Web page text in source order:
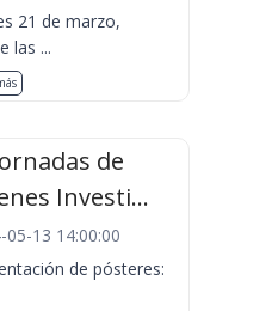
21 de marzo,
las ...
de
Investi...
05-13 14:00:00
de pósteres: